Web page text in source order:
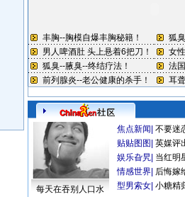
每天在吞别人口水
焦点新闻 不要迷
贴贴图图 英媒评
娱乐旮旯 当红明
情感世界 后悔嫁
型男索女 小糖精